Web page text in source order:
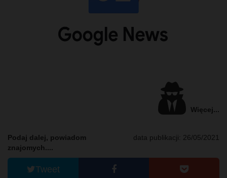
Więcej...
data publikacji: 26/05/2021
Podaj dalej, powiadom
znajomych....
Tweet